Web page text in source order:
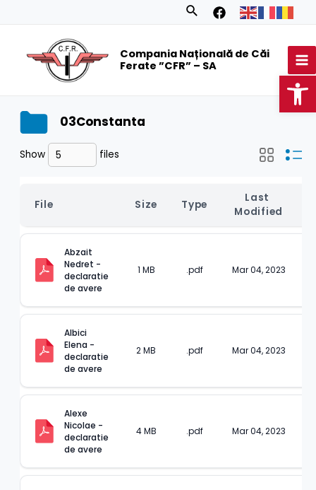
Search
Compania Națională de Căi
Ferate ”CFR” – SA
03Constanta
Show files
File Size Type
Last
Modified
Abzait
Nedret -
declaratie
de avere
1 MB .pdf Mar 04, 2023
Albici
Elena -
declaratie
de avere
2 MB .pdf Mar 04, 2023
Alexe
Nicolae -
declaratie
de avere
4 MB .pdf Mar 04, 2023